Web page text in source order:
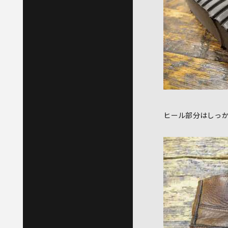
ヒール部分はしっ